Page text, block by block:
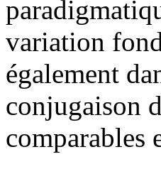
variation
également
conjugaison
comparables